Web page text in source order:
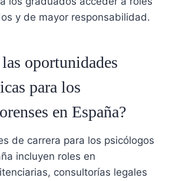
y de mayor responsabilidad.
oportunidades
para los
en España?
de carrera para los psicólogos
incluyen roles en
consultorías legales